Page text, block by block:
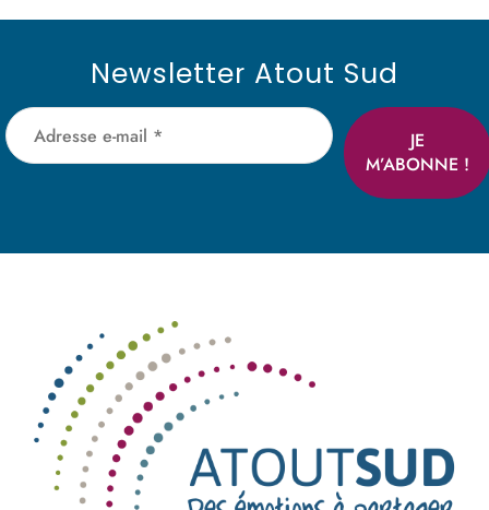
Newsletter Atout Sud